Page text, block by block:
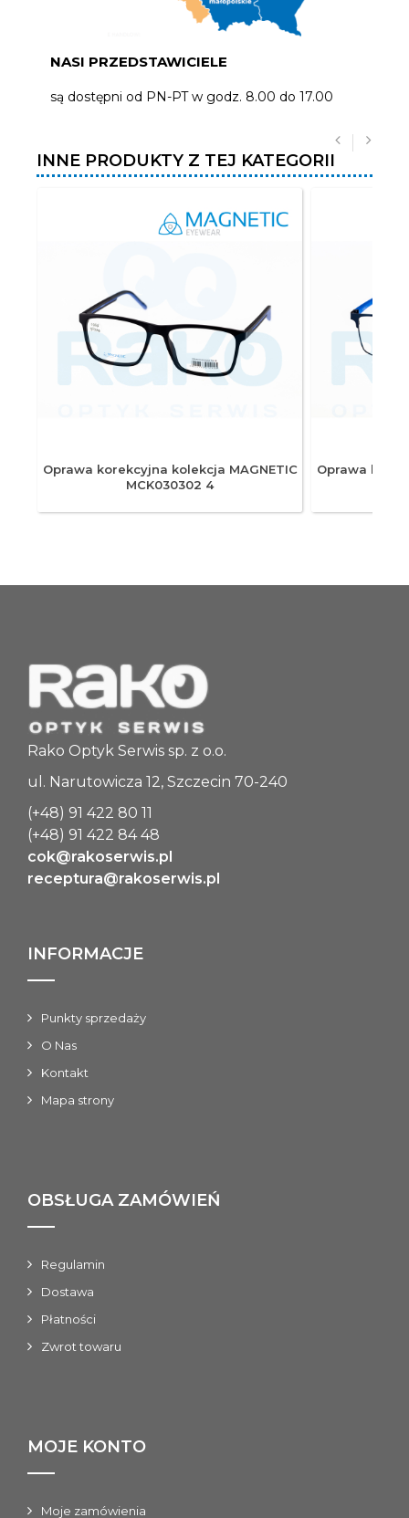
NASI PRZEDSTAWICIELE
są dostępni od PN-PT w godz. 8.00 do 17.00
INNE PRODUKTY Z TEJ KATEGORII
Oprawa korekcyjna kolekcja MAGNETIC
MCK030302 4
Oprawa
Rako Optyk Serwis sp. z o.o.
ul. Narutowicza 12, Szczecin 70-240
(+48) 91 422 80 11
(+48) 91 422 84 48
cok@rakoserwis.pl
receptura@rakoserwis.pl
INFORMACJE
Punkty sprzedaży
O Nas
Kontakt
Mapa strony
OBSŁUGA ZAMÓWIEŃ
Regulamin
Dostawa
Płatności
Zwrot towaru
MOJE KONTO
Moje zamówienia